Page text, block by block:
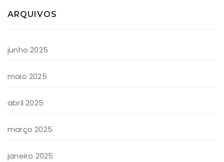
ARQUIVOS
junho 2025
maio 2025
abril 2025
março 2025
janeiro 2025